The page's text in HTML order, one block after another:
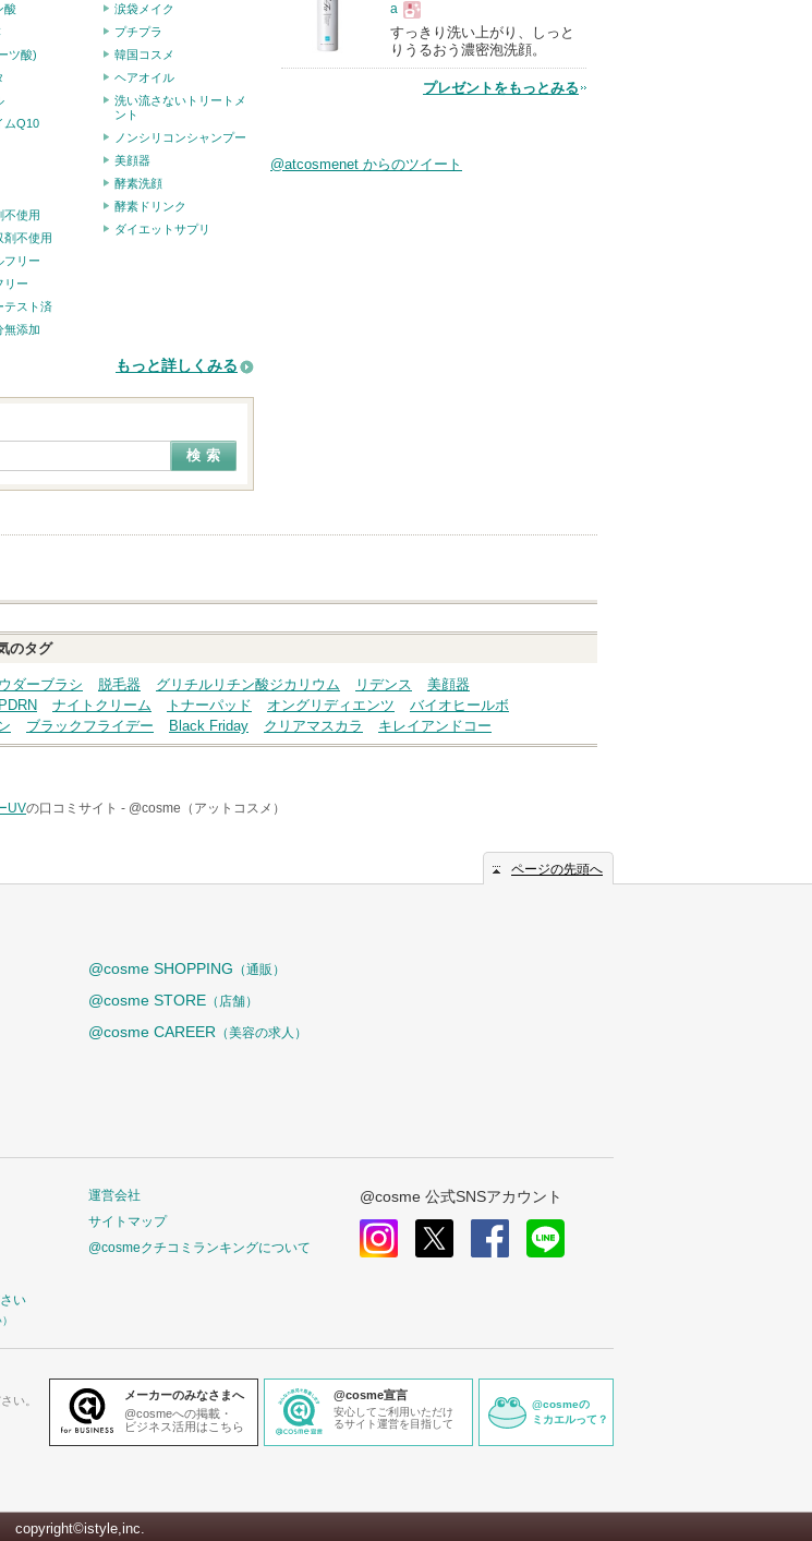
酸
ツ酸)
ムQ10
不使用
剤不使用
フリー
リー
テスト済
無添加
涙袋メイク
プチプラ
韓国コスメ
ヘアオイル
洗い流さないトリートメ
ント
ノンシリコンシャンプー
美顔器
酵素洗顔
酵素ドリンク
ダイエットサプリ
もっと詳しくみる
a
現
すっきり洗い上がり、しっと
りうるおう濃密泡洗顔。
プレゼントをもっとみる
@atcosmenet からのツイート
のタグ
ダーブラシ 脱毛器 グリチルリチン酸ジカリウム リデンス
美顔器
PDRN ナイトクリーム トナーパッド オングリディエンツ
バイオヒールボ
ブラックフライデー Black Friday クリアマスカラ キレイアンドコー
UVの口コミサイト - @cosme（アットコスメ）
ページの先頭へ
@cosme SHOPPING （通販）
@cosme STORE （店舗）
@cosme CAREER （美容の求人）
い
運営会社
サイトマップ
@cosmeクチコミランキングについて
@cosme 公式SNSアカウント
い。
メーカーのみなさまへ
@cosmeへの掲載・
ビジネス活用はこちら
@cosme宣言
安心してご利用いただけ
るサイト運営を目指して
@cosmeの
ミカエルって？
copyright©istyle,inc.